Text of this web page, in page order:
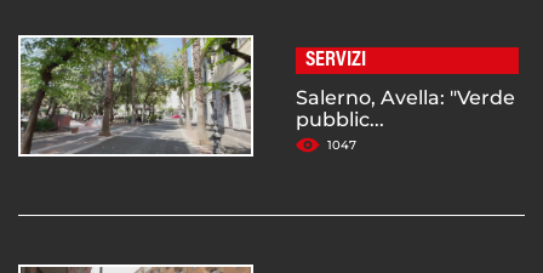
SERVIZI
Salerno, Avella: "Verde
pubblic...
1047